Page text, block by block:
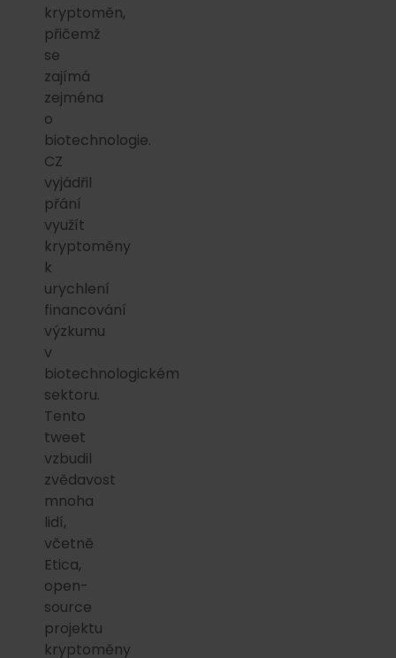
kryptoměn,
přičemž
se
zajímá
zejména
o
biotechnologie.
CZ
vyjádřil
přání
využít
kryptoměny
k
urychlení
financování
výzkumu
v
biotechnologickém
sektoru.
Tento
tweet
vzbudil
zvědavost
mnoha
lidí,
včetně
Etica,
open-
source
projektu
kryptoměny